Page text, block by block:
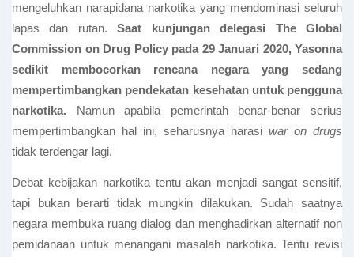
mengeluhkan narapidana narkotika yang mendominasi seluruh
lapas dan rutan.Saat kunjungan delegasi The Global
Commission on Drug Policy pada 29 Januari 2020, Yasonna
sedikit membocorkan rencana negara yang sedang
mempertimbangkan pendekatan kesehatan untuk pengguna
narkotika. Namun apabila pemerintah benar-benar serius
mempertimbangkan hal ini, seharusnya narasi war on drugs
tidak terdengar lagi.
Debat kebijakan narkotika tentu akan menjadi sangat sensitif,
tapi bukan berarti tidak mungkin dilakukan. Sudah saatnya
negara membuka ruang dialog dan menghadirkan alternatif non
pemidanaan untuk menangani masalah narkotika. Tentu revisi